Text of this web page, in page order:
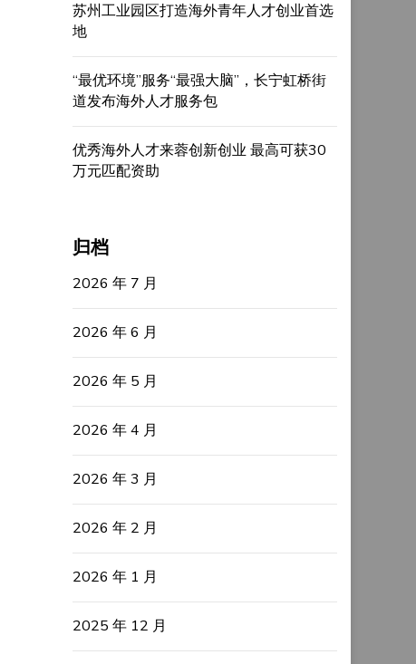
苏州工业园区打造海外青年人才创业首选
地
“最优环境”服务“最强大脑”，长宁虹桥街
道发布海外人才服务包
优秀海外人才来蓉创新创业 最高可获30
万元匹配资助
归档
2026 年 7 月
2026 年 6 月
2026 年 5 月
2026 年 4 月
2026 年 3 月
2026 年 2 月
2026 年 1 月
2025 年 12 月